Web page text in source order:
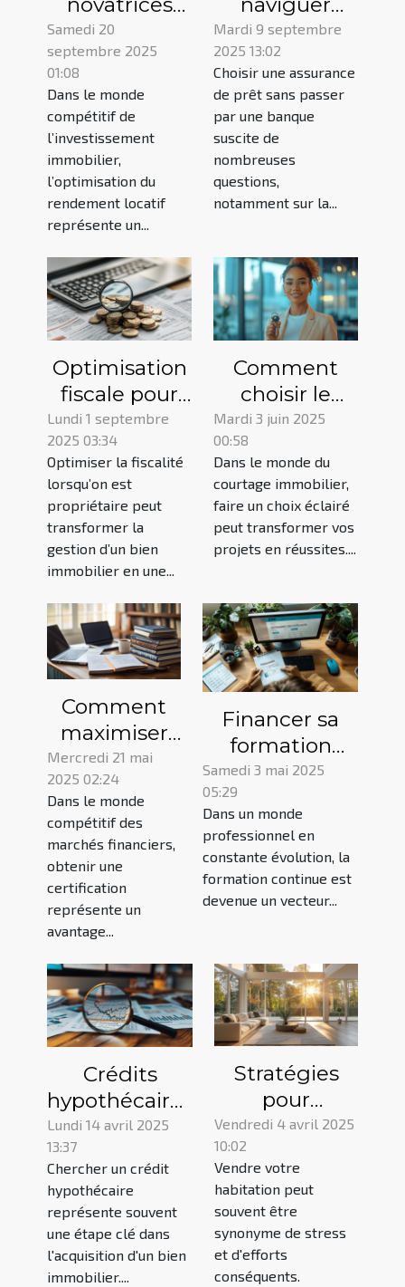
pour
maximiser le
rendement
locatif
Samedi 20
septembre 2025
01:08
Dans le monde
compétitif de
l’investissement
immobilier,
l’optimisation du
rendement locatif
représente un...
dans le choix
d'une
assurance de
prêt sans
banque ?
Mardi 9 septembre
2025 13:02
Choisir une assurance
de prêt sans passer
par une banque
suscite de
nombreuses
questions,
notamment sur la...
Optimisation
fiscale pour
propriétaires :
réduisez vos
impôts
légalement
Lundi 1 septembre
2025 03:34
Optimiser la fiscalité
lorsqu’on est
propriétaire peut
transformer la
gestion d’un bien
immobilier en une...
Comment
choisir le
meilleur
service de
courtage
immobilier
pour vos
projets
Mardi 3 juin 2025
00:58
Dans le monde du
courtage immobilier,
faire un choix éclairé
peut transformer vos
projets en réussites....
Comment
maximiser
vos chances
de réussite à
la
certification
des marchés
financiers
Mercredi 21 mai
2025 02:24
Dans le monde
compétitif des
marchés financiers,
obtenir une
certification
représente un
avantage...
Financer sa
formation
professionnelle
via le CPF
mode
d'emploi et
astuces
Samedi 3 mai 2025
05:29
Dans un monde
professionnel en
constante évolution, la
formation continue est
devenue un vecteur...
Crédits
hypothécaires
comment
trouver les
taux les plus
bas en
période de
volatilité
Lundi 14 avril 2025
13:37
Chercher un crédit
hypothécaire
représente souvent
une étape clé dans
l'acquisition d'un bien
immobilier....
Stratégies
pour
augmenter la
valeur de
votre
propriété
avant la vente
Vendredi 4 avril 2025
10:02
Vendre votre
habitation peut
souvent être
synonyme de stress
et d'efforts
conséquents.